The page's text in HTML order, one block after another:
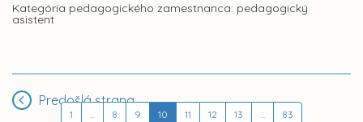
Kategória pedagogického zamestnanca: pedagogický
asistent
Predošlá strana
1 ... 8 9 10 11 12 13 ... 83